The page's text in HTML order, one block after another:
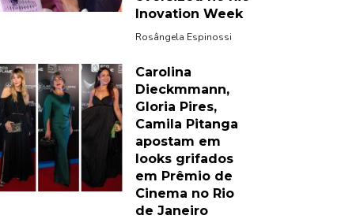
Inovation Week
Rosângela Espinossi
Carolina
Dieckmmann,
Gloria Pires,
Camila Pitanga
apostam em
looks grifados
em Prêmio de
Cinema no Rio
de Janeiro